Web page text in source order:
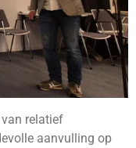
relatief
aanvulling op